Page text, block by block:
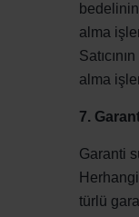
alma
alma
7.
Garanti
türlü